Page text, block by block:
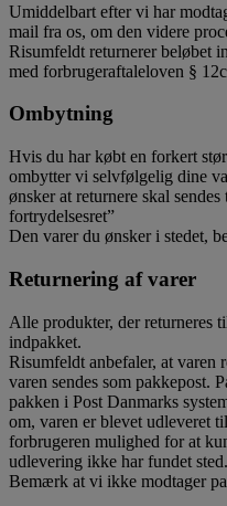
Umiddelbart efter vi har
mail fra os, om den videre
Risumfeldt returnerer beløbet
med forbrugeraftaleloven § 12c
Ombytning
Hvis du har købt en forkert
ombytter vi selvfølgelig dine
ønsker at returnere skal
fortrydelsesret”
Den varer du ønsker i stedet,
Returnering af varer
Alle produkter, der returneres
indpakket.
Risumfeldt anbefaler, at varen
varen sendes som pakkepost.
pakken i Post Danmarks
om, varen er blevet udleveret
forbrugeren mulighed for at
udlevering ikke har fundet sted.
Bemærk at vi ikke modtager